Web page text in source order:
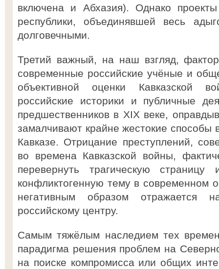
включена и Абхазия). Однако
республики, объединявшей весь
долговечными.
Третий важный, на наш взгляд,
современные российские учёные и
объективной оценки Кавказской
российские историки и публичные
предшественников в XIX веке,
замалчивают крайне жестокие
Кавказе. Отрицание преступлений,
во времена Кавказской войны,
перевернуть трагическую
конфликтогенную тему в современном
негативным образом отражается
российскому центру.
Самым тяжёлым наследием тех
парадигма решения проблем на
на поиске компромисса или общих